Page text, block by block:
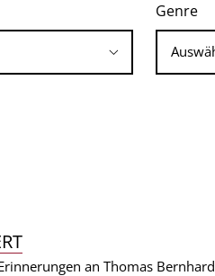
Genre
an Thomas Bernhard